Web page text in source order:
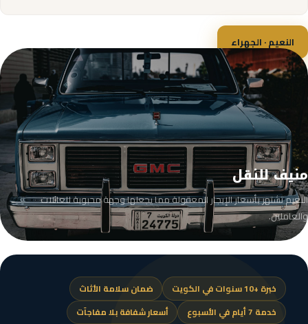
النعيم · الجهراء
منيف للنقل
النعيم تشتهر بأسعار الإيجار المعقولة مما يجعلها وجهة محبوبة للعائلات
والعاملين.
خبرة +10 سنوات في الكويت
ضمان سلامة الأثاث
خدمة 7 أيام في الأسبوع
أسعار شفافة بلا مفاجآت